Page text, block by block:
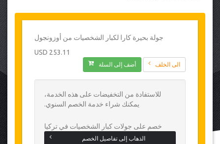
جولة بحيرة كارا لكبار الشخصيات من أوزونجول
253.11 USD
الى الخلف أضف إلى السلة
للاستفادة من التخفيضات على هذه الخدمة،
يمكنك شراء خدمة الخصم السنوي.
خصم على جولات كبار الشخصيات في تركيا
الذهاب إلى تفاصيل الخصم